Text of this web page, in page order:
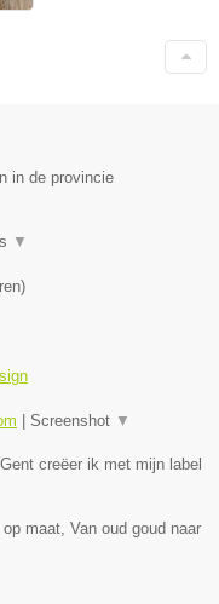
in de provincie
▼
)
Screenshot ▼
creëer ik met mijn label
maat, Van oud goud naar